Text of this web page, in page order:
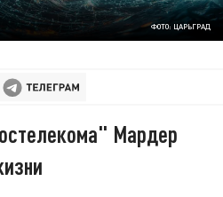
ФОТО: ЦАРЬГРАД
Мардер